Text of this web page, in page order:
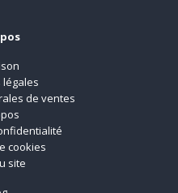
de ventes
cookies
site